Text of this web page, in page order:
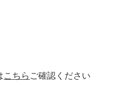
こちら ご確認ください